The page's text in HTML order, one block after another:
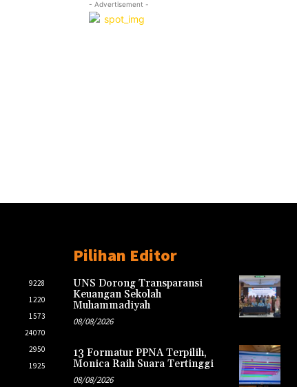
- Advertisement -
9228
1220
1573
24070
2950
1925
Pilihan Editor
UNS Dorong Transparansi
Keuangan Sekolah
Muhammadiyah
08/08/2026
13 Formatur PPNA Terpilih,
Monica Raih Suara Tertinggi
08/08/2026